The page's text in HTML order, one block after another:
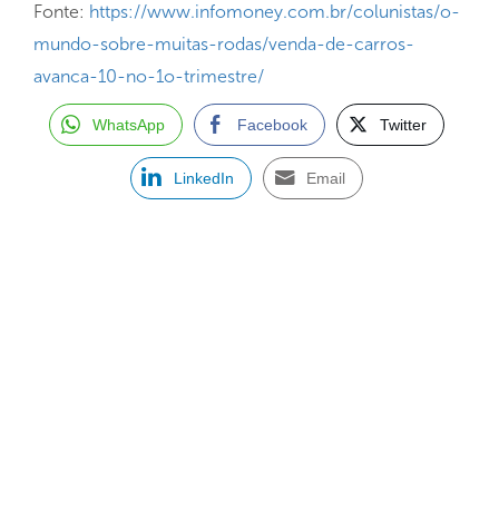
Fonte: https://www.infomoney.com.br/colunistas/o-
mundo-sobre-muitas-rodas/venda-de-carros-
avanca-10-no-1o-trimestre/
WhatsApp Facebook Twitter
LinkedIn Email